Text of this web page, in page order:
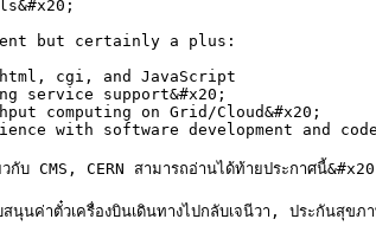
but certainly a plus:
cgi, and JavaScript
service support&#x20;
computing on Grid/Cloud&#x20;
with software development and
บ CMS, CERN สามารถอ่านได้ท้ายประกาศนี้
าตั๋วเครื่องบินเดินทางไปกลับเจนีวา, ประกันสุขภา